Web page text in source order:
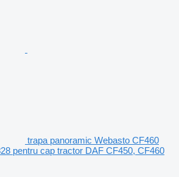
trapa panoramic Webasto CF460
pentru cap tractor DAF CF450, CF460